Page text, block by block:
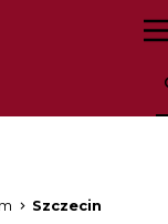
Szczecin